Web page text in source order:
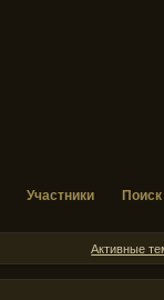
Участники Поиск
Активные